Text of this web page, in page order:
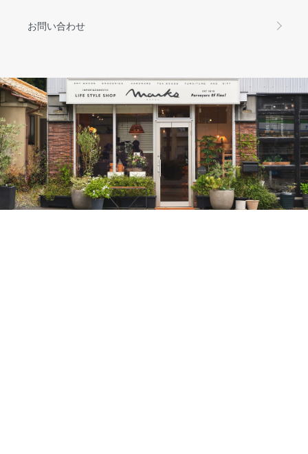
お問い合わせ